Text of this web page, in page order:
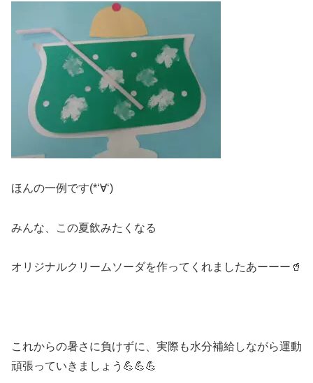
ほんの一例です(*‘∀‘)
みんな、この夏飲みたくなる
オリジナルクリームソーダを作ってくれましたあーーー🥤
これからの暑さに負けずに、実際も水分補給しながら運動
頑張っていきましょう💪💪💪